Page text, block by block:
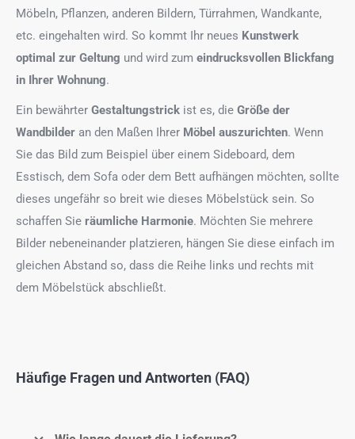
Möbeln, Pflanzen, anderen Bildern, Türrahmen, Wandkante,
etc. eingehalten wird. So kommt Ihr neues Kunstwerk
optimal zur Geltung und wird zum eindrucksvollen Blickfang
in Ihrer Wohnung.
Ein bewährter Gestaltungstrick ist es, die Größe der
Wandbilder an den Maßen Ihrer Möbel auszurichten. Wenn
Sie das Bild zum Beispiel über einem Sideboard, dem
Esstisch, dem Sofa oder dem Bett aufhängen möchten, sollte
dieses ungefähr so breit wie dieses Möbelstück sein. So
schaffen Sie räumliche Harmonie. Möchten Sie mehrere
Bilder nebeneinander platzieren, hängen Sie diese einfach im
gleichen Abstand so, dass die Reihe links und rechts mit
dem Möbelstück abschließt.
Häufige Fragen und Antworten (FAQ)